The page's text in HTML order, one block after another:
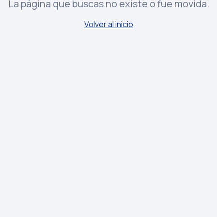
La página que buscas no existe o fue movida.
Volver al inicio